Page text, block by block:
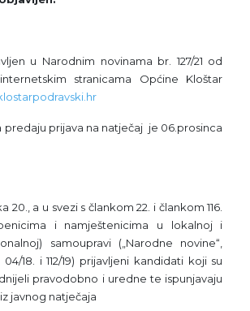
u Narodnim novinama br. 127/21 od
internetskim stranicama Općine Kloštar
predaju prijava na natječaj je 06.prosinca
20., a u svezi s člankom 22. i člankom 116.
i namještenicima u lokalnoj i
samoupravi („Narodne novine“,
04/18. i 112/19) prijavljeni kandidati koji su
pravodobno i uredne te ispunjavaju
javnog natječaja